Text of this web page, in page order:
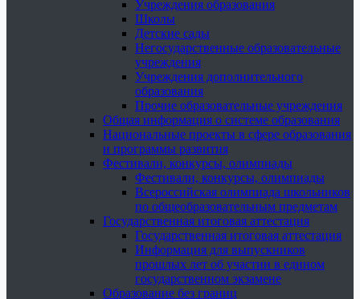
Учреждения образования
Школы
Детские сады
Негосударственные образовательные
учреждения
Учреждения дополнительного
образования
Прочие образовательные учреждения
Общая информация о системе образования
Национальные проекты в сфере образования
и программы развития
Фестивали, конкурсы, олимпиады
Фестивали, конкурсы, олимпиады
Всероссийская олимпиада школьников
по общеобразовательным предметам
Государственная итоговая аттестация
Государственная итоговая аттестация
Информация для выпускников
прошлых лет об участии в едином
государственном экзамене
Образование без границ